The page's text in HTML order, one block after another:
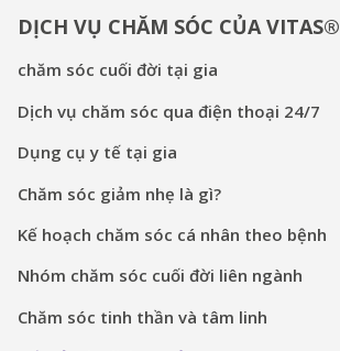
DỊCH VỤ CHĂM SÓC CỦA VITAS®
chăm sóc cuối đời tại gia
Dịch vụ chăm sóc qua điện thoại 24/7
Dụng cụ y tế tại gia
Chăm sóc giảm nhẹ là gì?
Kế hoạch chăm sóc cá nhân theo bệnh
Nhóm chăm sóc cuối đời liên ngành
Chăm sóc tinh thần và tâm linh